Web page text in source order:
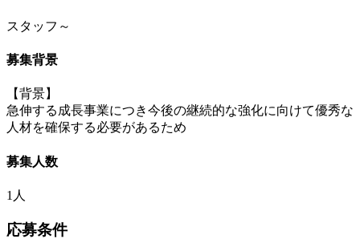
スタッフ～
募集背景
【背景】
急伸する成長事業につき今後の継続的な強化に向けて優秀な
人材を確保する必要があるため
募集人数
1人
応募条件